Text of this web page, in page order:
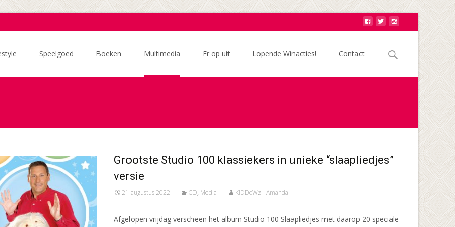
Speelgoed Boeken Multimedia Er op uit Lopende Winacties! Contact
Zoek
naar:
Grootste Studio 100 klassiekers in unieke “slaapliedjes”
versie
21 augustus 2022 CD, Media KiDDoWz - Amanda
Afgelopen vrijdag verscheen het album Studio 100 Slaapliedjes met daarop 20 speciale